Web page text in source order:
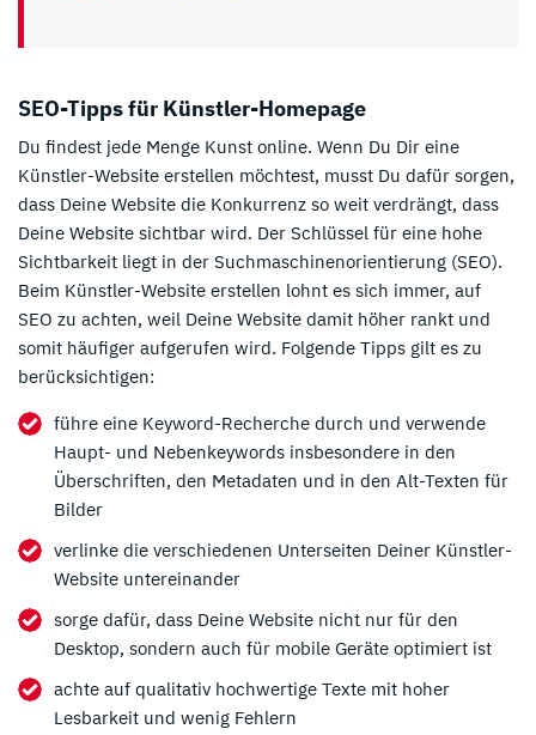
SEO-Tipps für Künstler-Homepage
Du findest jede Menge Kunst online. Wenn Du Dir eine
Künstler-Website erstellen möchtest, musst Du dafür sorgen,
dass Deine Website die Konkurrenz so weit verdrängt, dass
Deine Website sichtbar wird. Der Schlüssel für eine hohe
Sichtbarkeit liegt in der Suchmaschinenorientierung (SEO).
Beim Künstler-Website erstellen lohnt es sich immer, auf
SEO zu achten, weil Deine Website damit höher rankt und
somit häufiger aufgerufen wird. Folgende Tipps gilt es zu
berücksichtigen:
führe eine Keyword-Recherche durch und verwende
Haupt- und Nebenkeywords insbesondere in den
Überschriften, den Metadaten und in den Alt-Texten für
Bilder
verlinke die verschiedenen Unterseiten Deiner Künstler-
Website untereinander
sorge dafür, dass Deine Website nicht nur für den
Desktop, sondern auch für mobile Geräte optimiert ist
achte auf qualitativ hochwertige Texte mit hoher
Lesbarkeit und wenig Fehlern